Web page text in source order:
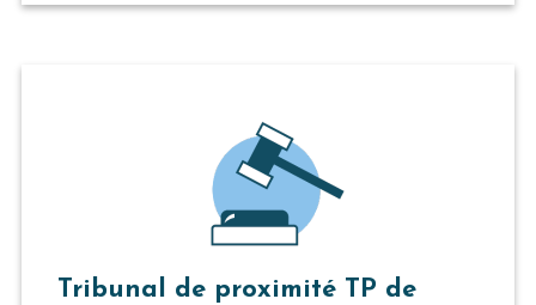
Tribunal de proximité TP de